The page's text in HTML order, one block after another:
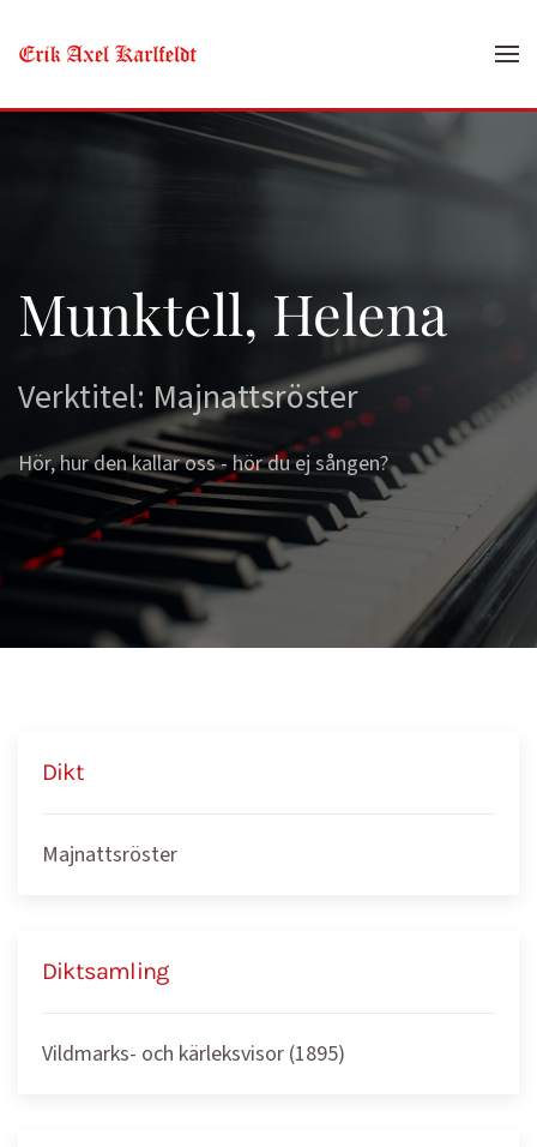
Skip to main content
Munktell, Helena
Verktitel: Majnattsröster
Hör, hur den kallar oss - hör du ej sången?
Dikt
Majnattsröster
Diktsamling
Vildmarks- och kärleksvisor (1895)